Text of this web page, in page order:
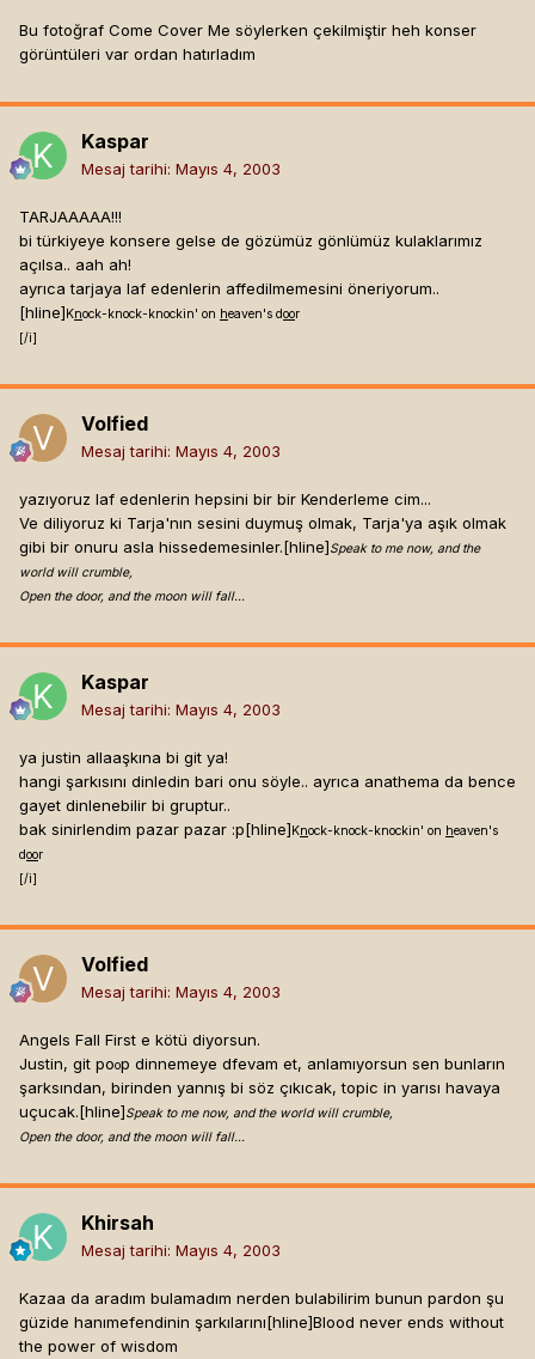
Bu fotoğraf Come Cover Me söylerken çekilmiştir heh konser
görüntüleri var ordan hatırladım
Kaspar
Mesaj tarihi: Mayıs 4, 2003
TARJAAAAA!!!
bi türkiyeye konsere gelse de gözümüz gönlümüz kulaklarımız
açılsa.. aah ah!
ayrıca tarjaya laf edenlerin affedilmemesini öneriyorum..
[hline] Knock-knock-knockin' on heaven's door
[/i]
Volfied
Mesaj tarihi: Mayıs 4, 2003
yazıyoruz laf edenlerin hepsini bir bir Kenderleme cim...
Ve diliyoruz ki Tarja'nın sesini duymuş olmak, Tarja'ya aşık olmak
gibi bir onuru asla hissedemesinler.[hline]Speak to me now, and the
world will crumble,
Open the door, and the moon will fall...
Kaspar
Mesaj tarihi: Mayıs 4, 2003
ya justin allaaşkına bi git ya!
hangi şarkısını dinledin bari onu söyle.. ayrıca anathema da bence
gayet dinlenebilir bi gruptur..
bak sinirlendim pazar pazar :p[hline] Knock-knock-knockin' on heaven's
door
[/i]
Volfied
Mesaj tarihi: Mayıs 4, 2003
Angels Fall First e kötü diyorsun.
Justin, git poop dinnemeye dfevam et, anlamıyorsun sen bunların
şarksından, birinden yannış bi söz çıkıcak, topic in yarısı havaya
uçucak.[hline]Speak to me now, and the world will crumble,
Open the door, and the moon will fall...
Khirsah
Mesaj tarihi: Mayıs 4, 2003
Kazaa da aradım bulamadım nerden bulabilirim bunun pardon şu
güzide hanımefendinin şarkılarını[hline]Blood never ends without
the power of wisdom